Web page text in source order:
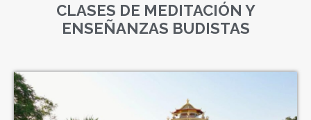
CLASES DE MEDITACIÓN Y
ENSEÑANZAS BUDISTAS